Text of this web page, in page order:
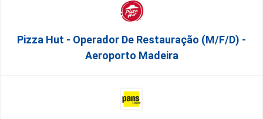
Pizza Hut - Operador De Restauração (m/f/d) -
Aeroporto Madeira